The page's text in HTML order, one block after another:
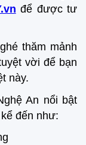
để được tư
thăm mảnh
vời để bạn
này.
An nổi bật
đến như: